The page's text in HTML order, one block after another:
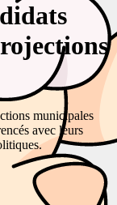
municipales
avec leurs